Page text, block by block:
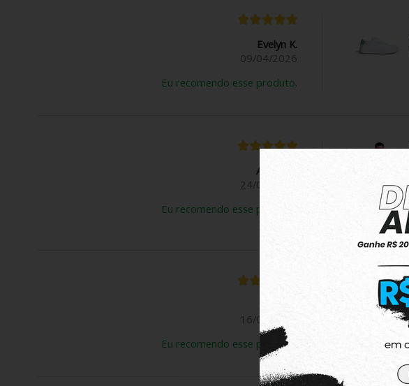
Evelyn K.
09/04/2026
Eu recomendo esse produto.
Anônimo
24/03/2026
Eu recomendo esse produto.
16/03/2026
Eu recomendo esse produto.